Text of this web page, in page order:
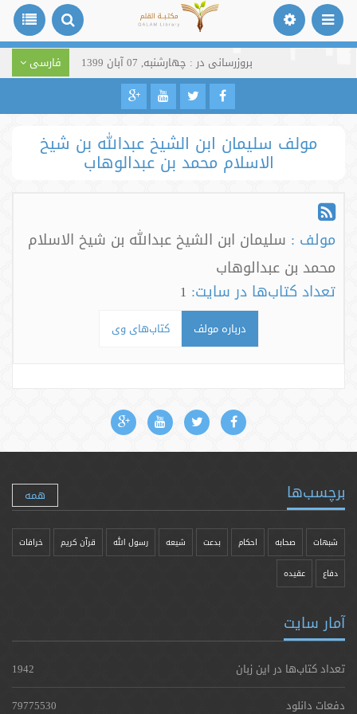
بروزرسانی در : چهارشنبه, 07 آبان 1399 فارسی
مولف سلیمان ابن الشیخ عبدالله بن شیخ
الاسلام محمد بن عبدالوهاب
مولف : سلیمان ابن الشیخ عبدالله بن شیخ الاسلام
محمد بن عبدالوهاب
تعداد کتاب‌ها در سایت: 1
درباره مولف کتاب‌های وی
برچسب‌ها همه
شبهات صحابه احکام بدعت شیعه رسول الله قرآن کریم خرافات
دفاع عقیده
آمار سایت
تعداد کتاب‌ها در این زبان
1942
دفعات دانلود
79775530